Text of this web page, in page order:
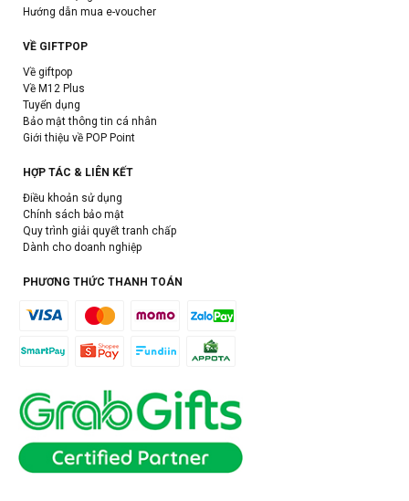
Hướng dẫn mua e-voucher
VỀ GIFTPOP
Về giftpop
Về M12 Plus
Tuyển dụng
Bảo mật thông tin cá nhân
Giới thiệu về POP Point
HỢP TÁC & LIÊN KẾT
Điều khoản sử dụng
Chính sách bảo mật
Quy trình giải quyết tranh chấp
Dành cho doanh nghiệp
PHƯƠNG THỨC THANH TOÁN